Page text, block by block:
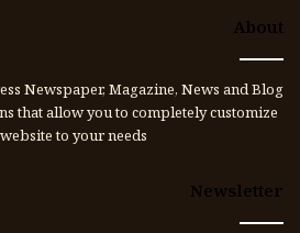
About
Newspaper, Magazine, News and Blog
that allow you to completely customize
to your needs.
Newsletter